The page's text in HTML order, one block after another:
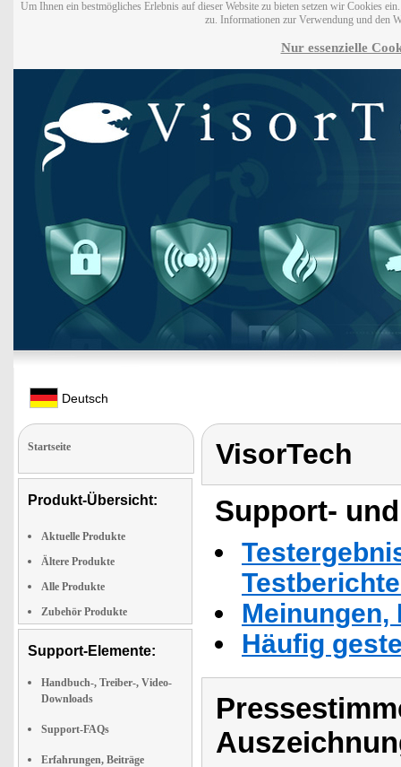
Um Ihnen ein bestmögliches Erlebnis auf dieser Website zu bieten setzen wir Cookies
zu. Informationen zur Verwendung und den
Nur essenzielle
Deutsch
Startseite
Produkt-Übersicht:
Aktuelle Produkte
Ältere Produkte
Alle Produkte
Zubehör Produkte
Support-Elemente:
Handbuch-, Treiber-, Video-
Downloads
Support-FAQs
Erfahrungen, Beiträge
VisorTech
Support-
Häufig